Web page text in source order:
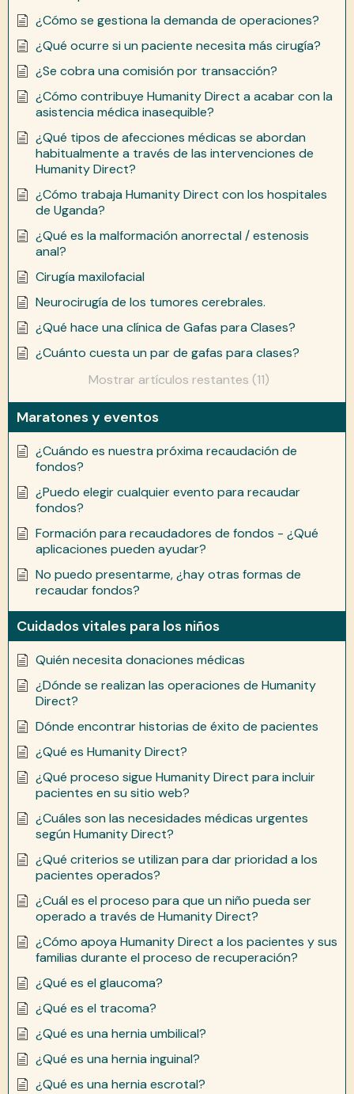
¿Cómo se gestiona la demanda de operaciones?
¿Qué ocurre si un paciente necesita más cirugía?
¿Se cobra una comisión por transacción?
¿Cómo contribuye Humanity Direct a acabar con la
asistencia médica inasequible?
¿Qué tipos de afecciones médicas se abordan
habitualmente a través de las intervenciones de
Humanity Direct?
¿Cómo trabaja Humanity Direct con los hospitales
de Uganda?
¿Qué es la malformación anorrectal / estenosis
anal?
Cirugía maxilofacial
Neurocirugía de los tumores cerebrales.
¿Qué hace una clínica de Gafas para Clases?
¿Cuánto cuesta un par de gafas para clases?
Mostrar artículos restantes (11)
Maratones y eventos
¿Cuándo es nuestra próxima recaudación de
fondos?
¿Puedo elegir cualquier evento para recaudar
fondos?
Formación para recaudadores de fondos - ¿Qué
aplicaciones pueden ayudar?
No puedo presentarme, ¿hay otras formas de
recaudar fondos?
Cuidados vitales para los niños
Quién necesita donaciones médicas
¿Dónde se realizan las operaciones de Humanity
Direct?
Dónde encontrar historias de éxito de pacientes
¿Qué es Humanity Direct?
¿Qué proceso sigue Humanity Direct para incluir
pacientes en su sitio web?
¿Cuáles son las necesidades médicas urgentes
según Humanity Direct?
¿Qué criterios se utilizan para dar prioridad a los
pacientes operados?
¿Cuál es el proceso para que un niño pueda ser
operado a través de Humanity Direct?
¿Cómo apoya Humanity Direct a los pacientes y sus
familias durante el proceso de recuperación?
¿Qué es el glaucoma?
¿Qué es el tracoma?
¿Qué es una hernia umbilical?
¿Qué es una hernia inguinal?
¿Qué es una hernia escrotal?